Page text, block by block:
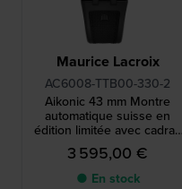
Maurice Lacroix
AC6008-TTB00-330-2
Aikonic 43 mm Montre
automatique suisse en
édition limitée avec cadran
en carbone et lunette en
céramique
3 595,00 €
● En stock